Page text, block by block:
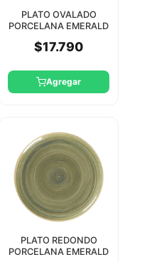
PLATO OVALADO
PORCELANA EMERALD
$17.790
Agregar
PLATO REDONDO
PORCELANA EMERALD